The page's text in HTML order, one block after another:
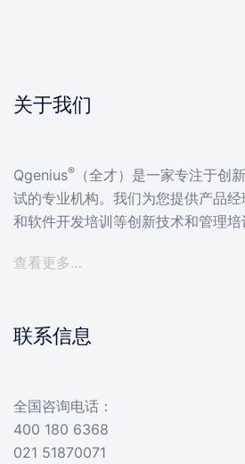
关于我们
Qgenius®
（全才）是一家专注于创
试的专业机构。我们为您提供产品
和软件开发培训等创新技术和管理培
查看更多…
联系信息
全国咨询电话：
400 180 6368
021 51870071